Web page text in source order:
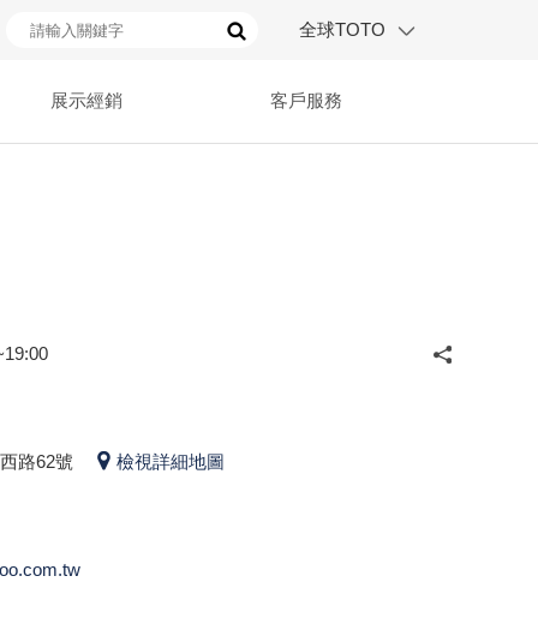
全球TOTO
展示經銷 客戶服務
路62號
檢視詳細地圖